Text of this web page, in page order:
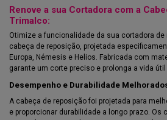
Renove a sua Cortadora com a
Trimalco:
Otimize a funcionalidade da sua cortadora
cabeça de reposição, projetada
Europa, Némesis e Helios. Fabricada com
garante um corte preciso e prolonga a vida
Desempenho e Durabilidade
A cabeça de reposição foi projetada para
e proporcionar durabilidade a longo prazo.